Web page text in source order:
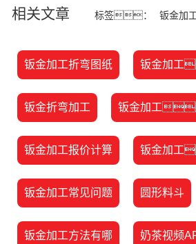
相关文章 标签： 钣金加
钣金加工折弯图纸 钣金加工
钣金折弯加工 钣金加工
钣金加工报价计算 钣金加工
钣金加工常见问题 圆形料斗
钣金加工方法有哪 奶茶视频